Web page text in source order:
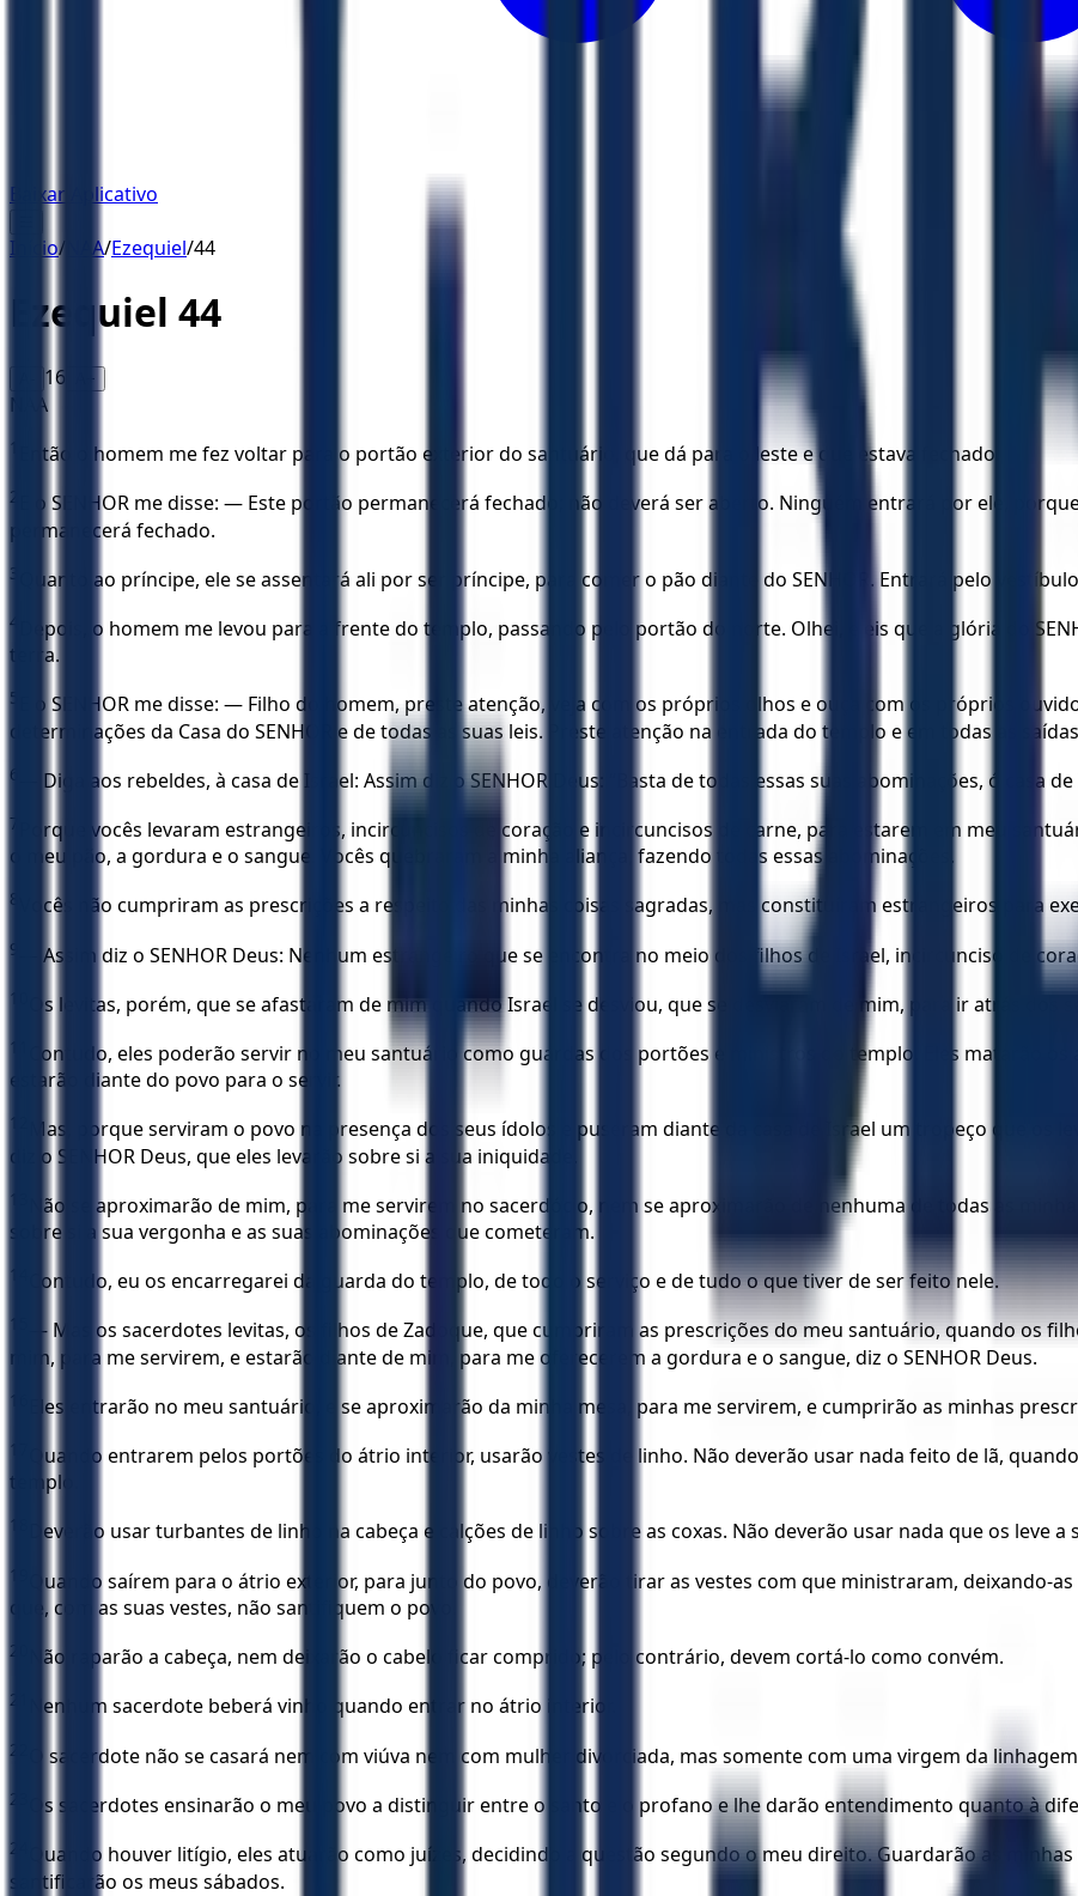
Baixar Aplicativo
Início/ NAA/Ezequiel/44
Ezequiel 44
16 A+
NAA
1 Então o homem me fez voltar para o portão exterior do santuário, que dá para o leste e que estava fechado.
2
E o SENHOR me disse: — Este portão permanecerá fechado; não deverá ser aberto. Ninguém entrará por ele,
permanecerá fechado.
3 Quanto ao príncipe, ele se assentará ali por ser príncipe, para comer o pão diante do SENHOR. Entrará pelo
4
Depois, o homem me levou para a frente do templo, passando pelo portão do norte. Olhei, e eis que a glória do
terra.
5
E o SENHOR me disse: — Filho do homem, preste atenção, veja com os próprios olhos e ouça com os próprios
determinações da Casa do SENHOR e de todas as suas leis. Preste atenção na entrada do templo e em todas as
6 — Diga aos rebeldes, à casa de Israel: Assim diz o SENHOR Deus: “Basta de todas essas suas abominações, ó casa de
7
Porque vocês levaram estrangeiros, incircuncisos de coração e incircuncisos de carne, para estarem em meu
o meu pão, a gordura e o sangue. Vocês quebraram a minha aliança, fazendo todas essas abominações.
8 Vocês não cumpriram as prescrições a respeito das minhas coisas sagradas, mas constituíram estrangeiros para
9 — Assim diz o SENHOR Deus: Nenhum estrangeiro que se encontra no meio dos filhos de Israel, incircunciso de
10 Os levitas, porém, que se afastaram de mim quando Israel se desviou, que se desviaram de mim, para ir atrás dos
11
Contudo, eles poderão servir no meu santuário como guardas dos portões e ministros do templo. Eles matarão
estarão diante do povo para o servir.
12
Mas, porque serviram o povo na presença dos seus ídolos e puseram diante da casa de Israel um tropeço que os
diz o SENHOR Deus, que eles levarão sobre si a sua iniquidade.
13
Não se aproximarão de mim, para me servirem no sacerdócio, nem se aproximarão de nenhuma de todas as
sobre si a sua vergonha e as suas abominações que cometeram.
14 Contudo, eu os encarregarei da guarda do templo, de todo o serviço e de tudo o que tiver de ser feito nele.
15
— Mas os sacerdotes levitas, os filhos de Zadoque, que cumpriram as prescrições do meu santuário, quando os
mim, para me servirem, e estarão diante de mim, para me oferecerem a gordura e o sangue, diz o SENHOR Deus.
16 Eles entrarão no meu santuário, e se aproximarão da minha mesa, para me servirem, e cumprirão as minhas
17
Quando entrarem pelos portões do átrio interior, usarão vestes de linho. Não deverão usar nada feito de lã,
templo.
18 Deverão usar turbantes de linho na cabeça e calções de linho sobre as coxas. Não deverão usar nada que os leve a
19
Quando saírem para o átrio exterior, para junto do povo, deverão tirar as vestes com que ministraram, deixando-
que, com as suas vestes, não santifiquem o povo.
20 Não raparão a cabeça, nem deixarão o cabelo ficar comprido; pelo contrário, devem cortá-lo como convém.
21 Nenhum sacerdote beberá vinho quando entrar no átrio interior.
22 O sacerdote não se casará nem com viúva nem com mulher divorciada, mas somente com uma virgem da
23 Os sacerdotes ensinarão o meu povo a distinguir entre o santo e o profano e lhe darão entendimento quanto à
24
Quando houver litígio, eles atuarão como juízes, decidindo a questão segundo o meu direito. Guardarão as
santificarão os meus sábados.